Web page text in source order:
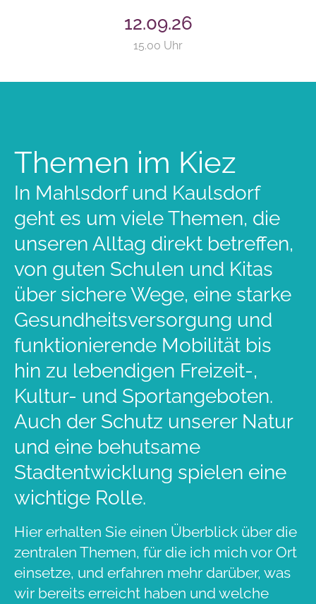
12.09.26
15.00 Uhr
Themen im Kiez
In Mahlsdorf und Kaulsdorf
geht es um viele Themen, die
unseren Alltag direkt betreffen,
von guten Schulen und Kitas
über sichere Wege, eine starke
Gesundheitsversorgung und
funktionierende Mobilität bis
hin zu lebendigen Freizeit-,
Kultur- und Sportangeboten.
Auch der Schutz unserer Natur
und eine behutsame
Stadtentwicklung spielen eine
wichtige Rolle.
Hier erhalten Sie einen Überblick über die
zentralen Themen, für die ich mich vor Ort
einsetze, und erfahren mehr darüber, was
wir bereits erreicht haben und welche